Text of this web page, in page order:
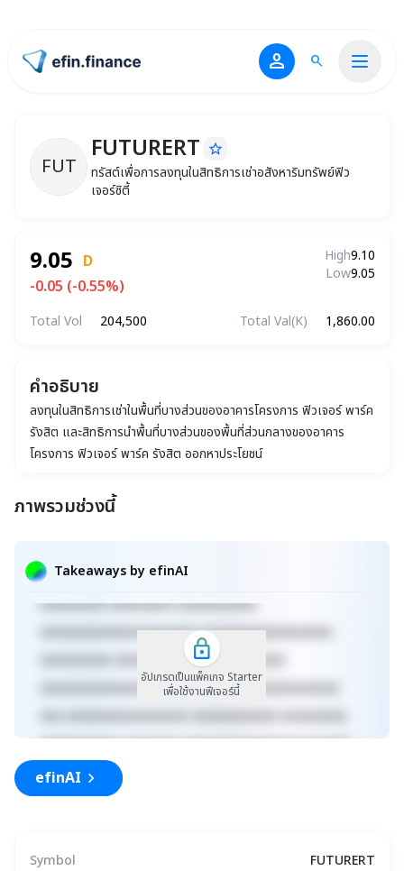
ไปหน้าแรก person search
FUT FUTURERTทรัสต์เพื่อการลงทุนในสิทธิการเช่าอสังห
FUTURERT star_border
ทรัสต์เพื่อการลงทุนในสิทธิการเช่าอสังหาริมทรัพย์ฟิว
เจอร์ซิตี้
9.05 D
-0.05 (-0.55%)
High9.10
Low9.05
Total Vol 204,500 Total Val(K) 1,860.00
คำอธิบาย
ลงทุนในสิทธิการเช่าในพื้นที่บางส่วนของอาคารโครงการ ฟิวเจอร์ พาร์ค
รังสิต และสิทธิการนำพื้นที่บางส่วนของพื้นที่ส่วนกลางของอาคาร
โครงการ ฟิวเจอร์ พาร์ค รังสิต ออกหาประโยชน์
ภาพรวมช่วงนี้
Takeaways by efinAI
xxxxxxxxxxxxxxxxxx xxxxxxxxxxxxxxx xxxxx
xxxxxxxxx xxxxxxxxx xxxxxxxxxxx
xxxxxxxxxxxxxxxxxxxxxx xxxxxxxxxxxxxxxxxx
xxxxxxxxxx xxxxxxxxxxxxx xxxxxxxxxx
xxxxxxxxxxxxxxxxxxxxxxxxxx xxxxxxxxxxxxxxx
xxx xxxxxxxxxxxxxxxxx xxxxxxxxxxxx xxxxxxxxx
xxxxxxxxxxx xxxxxxxx xxxxxxxxxxxxxxxxxxxxxxx
xxxxxxxxxxxxxxxxxxx xxxxx
xxxxxxxxxxxxxxxxxxxxxxxxxxxxxx
อัปเกรดเป็นแพ็คเกจ Starter
เพื่อใช้งานฟีเจอร์นี้
efinAI
Symbol
FUTURERT